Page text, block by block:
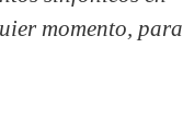
momento, para